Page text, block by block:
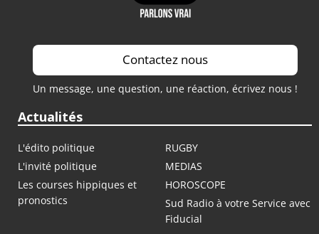
Contactez nous
Un message, une question, une réaction, écrivez nous !
Actualités
L'édito politique
RUGBY
L'invité politique
MEDIAS
Les courses hippiques et
pronostics
HOROSCOPE
Sud Radio à votre Service avec
Fiducial